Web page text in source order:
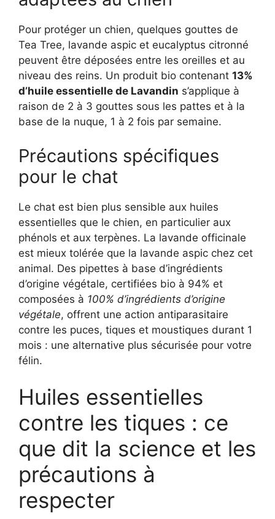
Pour protéger un chien, quelques gouttes de
Tea Tree, lavande aspic et eucalyptus citronné
peuvent être déposées entre les oreilles et au
niveau des reins. Un produit bio contenant 13%
d’huile essentielle de Lavandin s’applique à
raison de 2 à 3 gouttes sous les pattes et à la
base de la nuque, 1 à 2 fois par semaine.
Précautions spécifiques
pour le chat
Le chat est bien plus sensible aux huiles
essentielles que le chien, en particulier aux
phénols et aux terpènes. La lavande officinale
est mieux tolérée que la lavande aspic chez cet
animal. Des pipettes à base d’ingrédients
d’origine végétale, certifiées bio à 94% et
composées à 100% d’ingrédients d’origine
végétale, offrent une action antiparasitaire
contre les puces, tiques et moustiques durant 1
mois : une alternative plus sécurisée pour votre
félin.
Huiles essentielles
contre les tiques : ce
que dit la science et les
précautions à
respecter